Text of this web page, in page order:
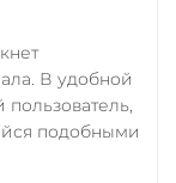
В удобной
подобными